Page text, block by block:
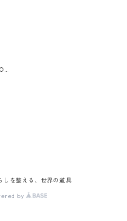
を整える、世界の道具
by